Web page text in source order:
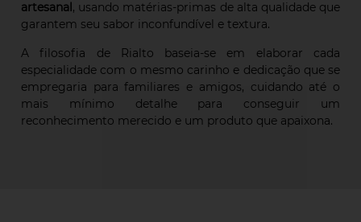
artesanal , usando matérias-primas de alta qualidade que
garantem seu sabor inconfundível e textura.
A filosofia de Rialto baseia-se em elaborar cada
especialidade com o mesmo carinho e dedicação que se
empregaria para familiares e amigos, cuidando até o
mais mínimo detalhe para conseguir um
reconhecimento merecido e um produto que apaixona.